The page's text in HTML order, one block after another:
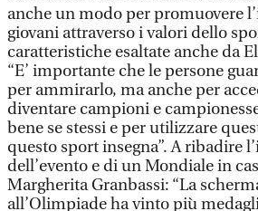
anche un modo per promuovere
giovani attraverso i valori dello
caratteristiche esaltate anche da
“E’ importante che le persone
per ammirarlo, ma anche per
diventare campioni e
bene se stessi e per utilizzare
questo sport insegna”. A ribadire
dell’evento e di un Mondiale in
Margherita Granbassi: “La
all’Olimpiade ha vinto più